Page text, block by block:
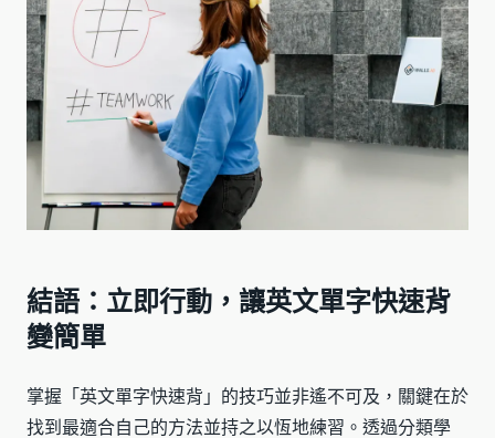
結語：立即行動，讓英文單字快速背
變簡單
掌握「英文單字快速背」的技巧並非遙不可及，關鍵在於
找到最適合自己的方法並持之以恆地練習。透過分類學